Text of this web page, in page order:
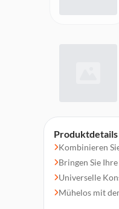
Produktdetails
Kombinieren
Bringen Sie
Universelle
Mühelos mit